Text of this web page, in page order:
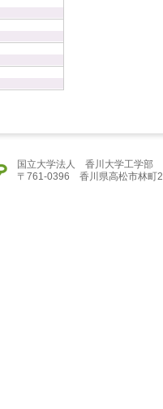
国立大学法人 香川大学工学部
〒761-0396 香川県高松市林町